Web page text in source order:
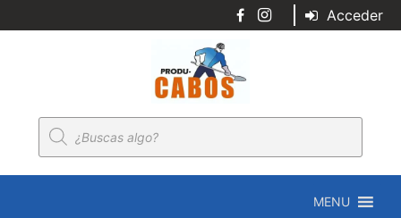
Acceder
Búsqueda
de
productos
MENU